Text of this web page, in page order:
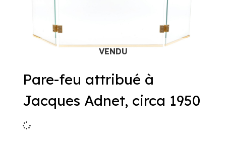
Pare-feu attribué à
Jacques Adnet, circa 1950